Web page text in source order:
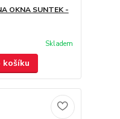
OKNA SUNTEK -
Skladem
košíku